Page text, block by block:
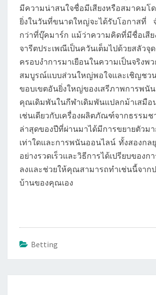
มีความน่าสนใจชื่อมีเสียงหรือสมาคมโด
ยิ่งในวันที่ขนาดใหญ่จะได้รับโอกาสที่
กว่าที่บุ๊คมาร์ก แม้ว่าความคิดที่มีชื่อเสี
จารีตประเพณีเป็นควันเต็มไปด้วยสลัวจุ
ครอบงำการมาเยือนในความเป็นจริงพว
สมบูรณ์แบบส่วนใหญ่พอใจและเชิญช
ขอบเขตอันยิ่งใหญ่ของเสรีภาพการพนั
คุณเดิมพันในกีฬาเดิมพันแปลกม้าเสมือ
เช่นเดียวกับเครื่องผลิตภัณฑ์จากธร
ล่าสุดของปีที่ผ่านมาได้มีการขยายตัวม
เท่าใดและการพนันออนไลน์ ทั้งสองกล
อย่างรวดเร็วและวิธีการได้เปรียบของก
ลงและช่วยให้คุณสามารถทำเช่นนี้จาก
บ้านของคุณเอง
Betting